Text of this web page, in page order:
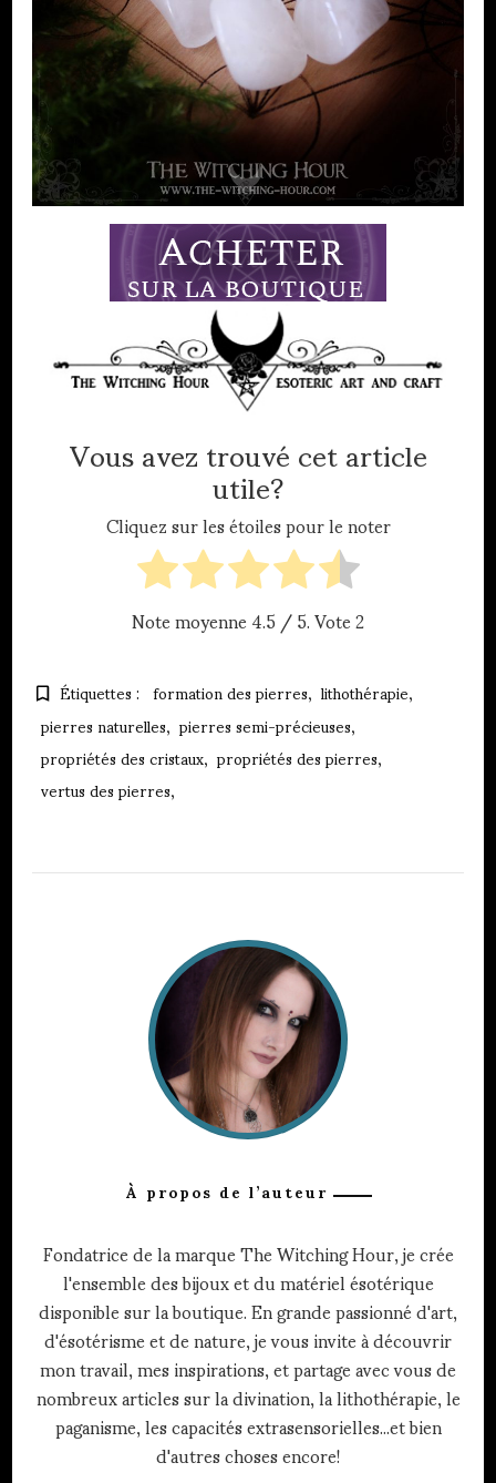
Vous avez trouvé cet article
utile?
Cliquez sur les étoiles pour le noter
Note moyenne4.5/ 5. Vote2
Étiquettes : formation des pierres lithothérapie
pierres naturelles pierres semi-précieuses
propriétés des cristaux propriétés des pierres
vertus des pierres
À propos de l’auteur
Fondatrice de la marque The Witching Hour, je crée
l'ensemble des bijoux et du matériel ésotérique
disponible sur la boutique. En grande passionné d'art,
d'ésotérisme et de nature, je vous invite à découvrir
mon travail, mes inspirations, et partage avec vous de
nombreux articles sur la divination, la lithothérapie, le
paganisme, les capacités extrasensorielles...et bien
d'autres choses encore!